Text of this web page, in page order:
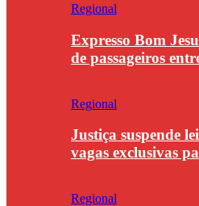
Regional
Expresso Bom
de passageiros
Regional
Justiça suspende
vagas exclusivas
Regional